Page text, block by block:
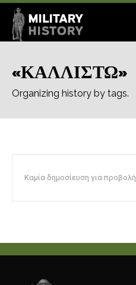
«ΚΑΛΛΙΣΤΩ»
Organizing history by tags.
Καμία δημοσίευση για προβολή